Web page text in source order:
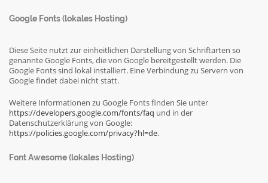
Google Fonts (lokales Hosting)
Diese Seite nutzt zur einheitlichen Darstellung von Schriftarten so
genannte Google Fonts, die von Google bereitgestellt werden. Die
Google Fonts sind lokal installiert. Eine Verbindung zu Servern von
Google findet dabei nicht statt.
Weitere Informationen zu Google Fonts finden Sie unter
https://developers.google.com/fonts/faq und in der
Datenschutzerklärung von Google:
https://policies.google.com/privacy?hl=de.
Font Awesome (lokales Hosting)